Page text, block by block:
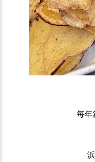
毎年
浜松